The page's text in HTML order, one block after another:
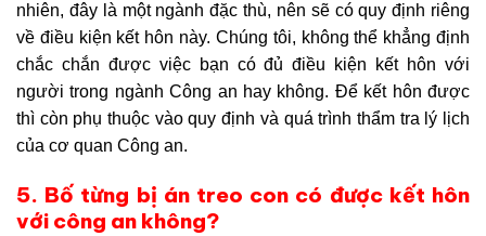
nhiên, đây là một ngành đặc thù, nên sẽ có quy định riêng
về điều kiện kết hôn này. Chúng tôi, không thể khẳng định
chắc chắn được việc bạn có đủ điều kiện kết hôn với
người trong ngành Công an hay không. Để kết hôn được
thì còn phụ thuộc vào quy định và quá trình thẩm tra lý lịch
của cơ quan Công an.
5. Bố từng bị án treo con có được kết hôn
với công an không?